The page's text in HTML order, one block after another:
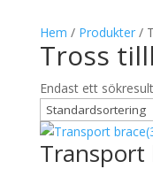
Hem / Produkter/
Tross
Endast ett
Transport